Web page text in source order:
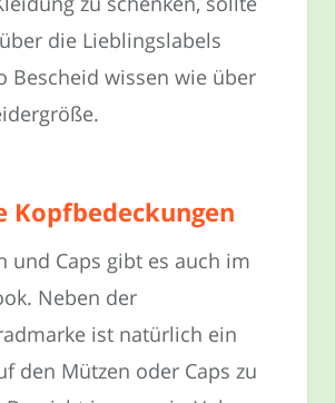
die Lieblingslabels
Bescheid wissen wie über
Kopfbedeckungen
und Caps gibt es auch im
Neben der
ist natürlich ein
den Mützen oder Caps zu